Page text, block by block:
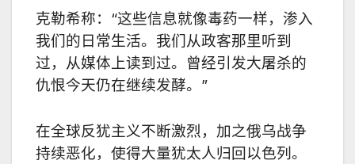
克勒希称： “这些信息就像毒药一样，渗入
我们的日常生活。我们从政客那里听到
过，从媒体上读到过。曾经引发大屠杀的
仇恨今天仍在继续发酵。 ”
在全球反犹主义不断激烈，加之俄乌战争
持续恶化，使得大量犹太人归回以色列。